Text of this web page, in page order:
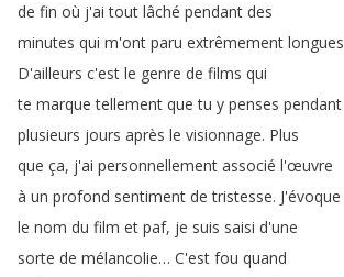
de fin où j'ai tout lâché pendant des
minutes qui m'ont paru extrêmement longues
D'ailleurs c'est le genre de films qui
te marque tellement que tu y penses pendant
plusieurs jours après le visionnage. Plus
que ça, j'ai personnellement associé l'œuvre
à un profond sentiment de tristesse. J'évoque
le nom du film et paf, je suis saisi d'une
sorte de mélancolie… C'est fou quand